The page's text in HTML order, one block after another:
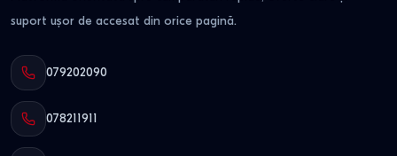
suport ușor de accesat din orice pagină.
079202090
078211911